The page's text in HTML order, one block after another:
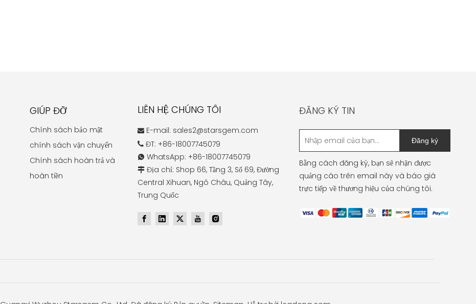
GIÚP ĐỠ
Chính sách bảo mật
chính sách vận chuyển
Chính sách hoàn trả và
hoàn tiền
LIÊN HỆ CHÚNG TÔI
E-mail: sales2@starsgem.com
ĐT: +86-18007745079
 WhatsApp: +86-18007745079
Địa chỉ: Shop 66, Tầng 3, Số 69, Đường
Central Xihuan, Ngô Châu, Quảng Tây,
Trung Quốc
ĐĂNG KÝ TIN
Đăng ký
Bằng cách đăng ký, bạn sẽ nhận được
quảng cáo trên email này và báo giá
trực tiếp về thương hiệu của chúng tôi.